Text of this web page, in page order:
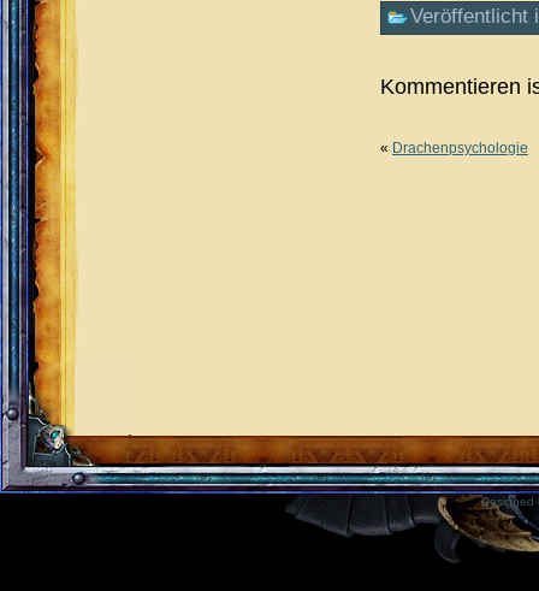
Veröffentlicht
Kommentieren
« Drachenpsychologie